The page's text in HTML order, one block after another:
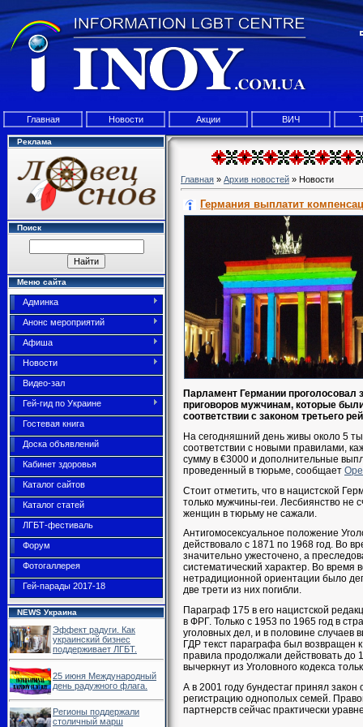
Главная Новости Акции ВИЧ
Реклама
Поиск
Меню сайта
Админка
Анонс мероприятий
Афиша
Новости
Видео-зал
Гей-гид по Украине
Гостевая книга
Доска объявлений
Кабинет здоровья
Каталог сайтов
Каталог статей
ЛГБТ-фестиваль
Форум
Фотогаллерея
Гей-парады 2017-18
NEWS Украина
Эффект радуги. Как
украинский бизнес
поддерживает ЛГБТ.
25 июня Международный
день радужного флага.
Регионы поддержали
столичный марш
Главная » Архив новостей » Новости
Германия выплатит
Парламент Германии проголосовал
приговоров мужчинам, которые
соответствии с законом третьего
На сегодняшний день живы около 5
соответствии с новыми правилами,
сумму в €3000 и дополнительные
проведенный в тюрьме, сообщает
Стоит отметить, что в нацистской
только мужчины-геи. Лесбиянство не
женщин в тюрьму не сажали.
Антигомосексуальное положение
действовало с 1871 по 1968 год. Во
значительно ужесточено, а
систематический характер. Во время
нетрадиционной ориентации было
две трети из них погибли.
Параграф 175 в его нацистской
в ФРГ. Только с 1953 по 1965 год в
уголовных дел, и в половине случаев
ГДР текст параграфа был возвращен
правила продолжали действовать
вычеркнут из Уголовного кодекса
А в 2001 году бундестаг принял
регистрацию однополых семей.
партнерств сейчас практически